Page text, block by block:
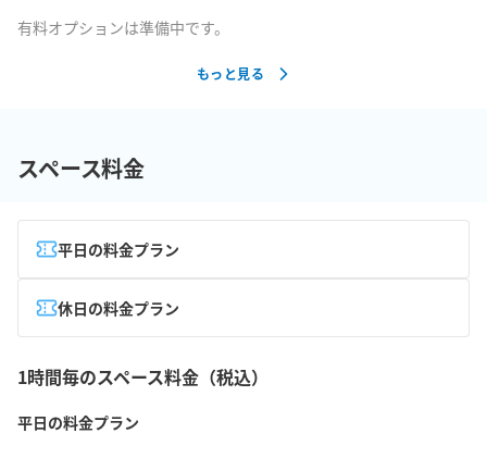
有料オプションは準備中です。
もっと見る
スペース料金
平日の料金プラン
休日の料金プラン
1時間毎のスペース料金（税込）
平日の料金プラン